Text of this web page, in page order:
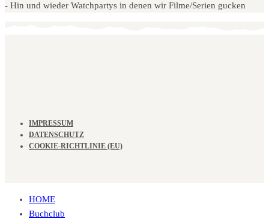
- Hin und wieder Watchpartys in denen wir Filme/Serien gucken
IMPRESSUM
DATENSCHUTZ
COOKIE-RICHTLINIE (EU)
HOME
Buchclub